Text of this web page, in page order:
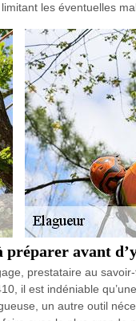
les éventuelles
avant
prestataire au
il est indéniable
un autre outil